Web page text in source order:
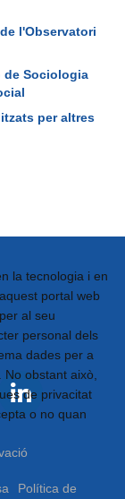
l'Observatori
de Sociologia
per altres
Política de
la tecnologia i en
portal web
al seu
personal dels
dades per a
No obstant això,
de privacitat
o no quan